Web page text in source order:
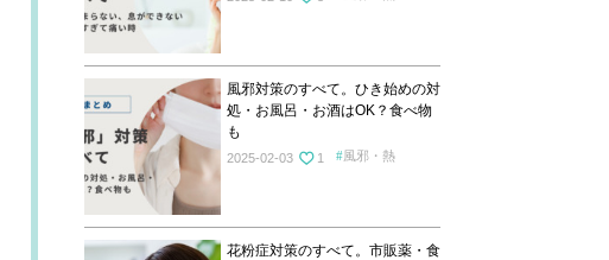
風邪対策のすべて。ひき始めの対
処・お風呂・お酒はOK？食べ物
も
2025-02-03 1 風邪・熱
花粉症対策のすべて。市販薬・食